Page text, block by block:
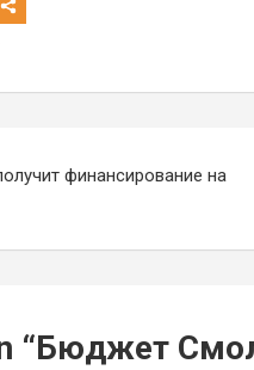
финансирование на
“Бюджет